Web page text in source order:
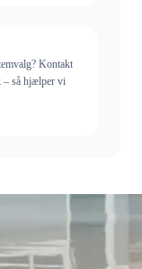
Kontakt
– så hjælper vi